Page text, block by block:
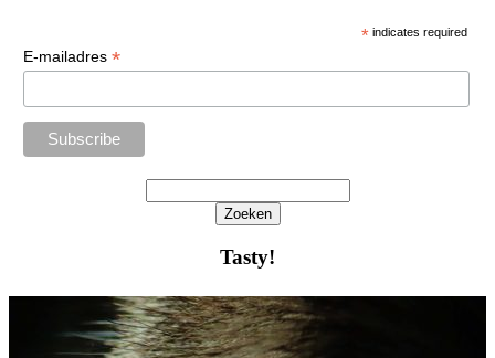
* indicates required
E-mailadres *
Zoeken
zoeken
aan
de
gang
Tasty!